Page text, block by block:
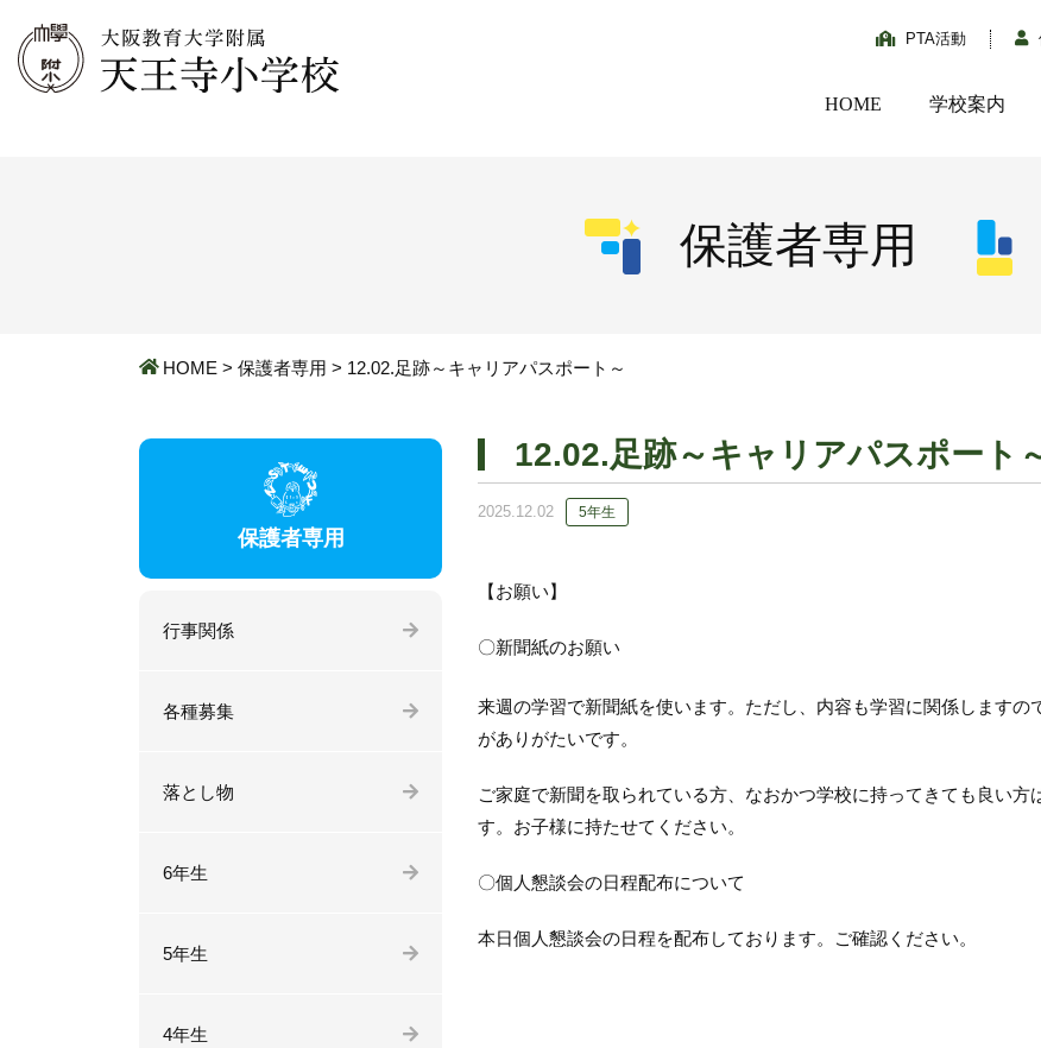
PTA活動
HOME 学校案内
保護者専用
HOME > 保護者専用 > 12.02.足跡～キャリアパスポート～
12.02.足跡～キャリアパスポート
2025.12.02 5年生
【お願い】
〇新聞紙のお願い
来週の学習で新聞紙を使います。ただし、内容も学習に関係しますの
がありがたいです。
ご家庭で新聞を取られている方、なおかつ学校に持ってきても良い
す。お子様に持たせてください。
〇個人懇談会の日程配布について
本日個人懇談会の日程を配布しております。ご確認ください。
保護者専用
行事関係
各種募集
落とし物
6年生
5年生
4年生